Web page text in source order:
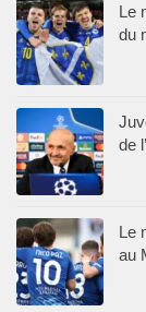
Le
du
de
Le
au